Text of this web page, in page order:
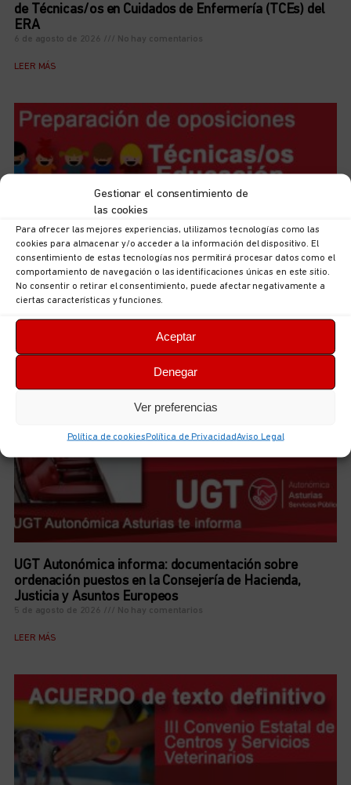
Gestionar el consentimiento de
las cookies
Para ofrecer las mejores experiencias, utilizamos tecnologías como las
cookies para almacenar y/o acceder a la información del dispositivo. El
consentimiento de estas tecnologías nos permitirá procesar datos como el
comportamiento de navegación o las identificaciones únicas en este sitio.
No consentir o retirar el consentimiento, puede afectar negativamente a
ciertas características y funciones.
Aceptar
Denegar
Ver preferencias
Política de cookiesPolítica de PrivacidadAviso Legal
de Técnicas/os en Cuidados de Enfermería (TCEs) del
ERA
6 de agosto de 2026 No hay comentarios
LEER MÁS
Iniciamos el curso de preparación de las futuras plazas
de Técnicas/os de Educación Infantil, 0-3
5 de agosto de 2026 No hay comentarios
UGT Autonómica informa: documentación sobre
ordenación puestos en la Consejería de Hacienda,
Justicia y Asuntos Europeos
5 de agosto de 2026 No hay comentarios
LEER MÁS